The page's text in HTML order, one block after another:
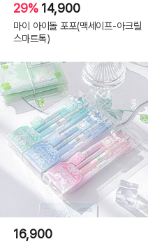
29% 14,900
마이 아이돌 포포(맥세이프-아크릴
스마트톡)
16,900